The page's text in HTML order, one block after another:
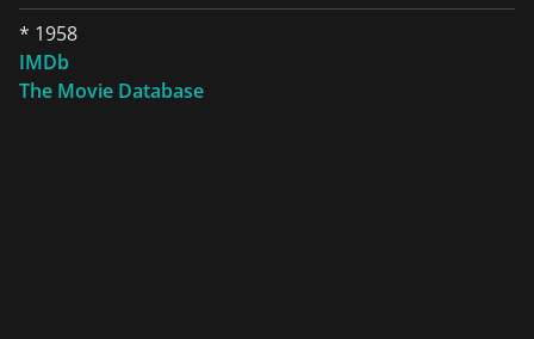
* 1958
IMDb
The Movie Database